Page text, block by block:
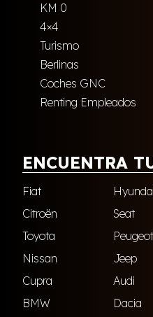
KM 0
4×4
Turismo
Berlinas
Coches GNC
Renting Empleados
ENCUENTRA
Fiat
Citroën
Seat
Toyota
Peugeot
Nissan
Jeep
Cupra
Audi
BMW
Dacia